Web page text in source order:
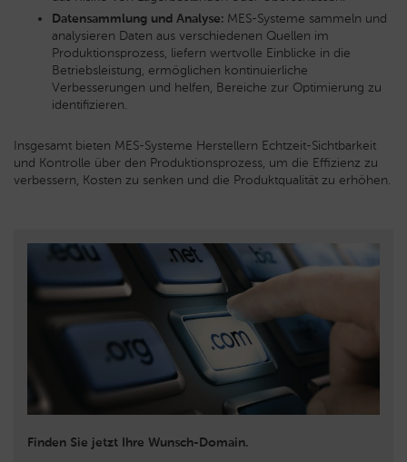
Datensammlung und Analyse: MES-Systeme sammeln und
analysieren Daten aus verschiedenen Quellen im
Produktionsprozess, liefern wertvolle Einblicke in die
Betriebsleistung, ermöglichen kontinuierliche
Verbesserungen und helfen, Bereiche zur Optimierung zu
identifizieren.
Insgesamt bieten MES-Systeme Herstellern Echtzeit-Sichtbarkeit
und Kontrolle über den Produktionsprozess, um die Effizienz zu
verbessern, Kosten zu senken und die Produktqualität zu erhöhen.
Finden Sie jetzt Ihre Wunsch-Domain.